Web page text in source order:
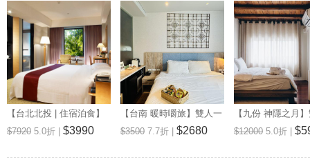
【台北北投 | 住宿泊食】
春天酒店
$7920 5.0折 | $3990
【台南 暖時嚼旅】雙人一
泊一食住宿券---🔥優惠期
限內入住即贈送簡易自助
$3500 7.7折 | $2680
【九份 神隱之月
泊一食住宿券---🔥
山城旅行體驗🔥
$12000 5.0折 |